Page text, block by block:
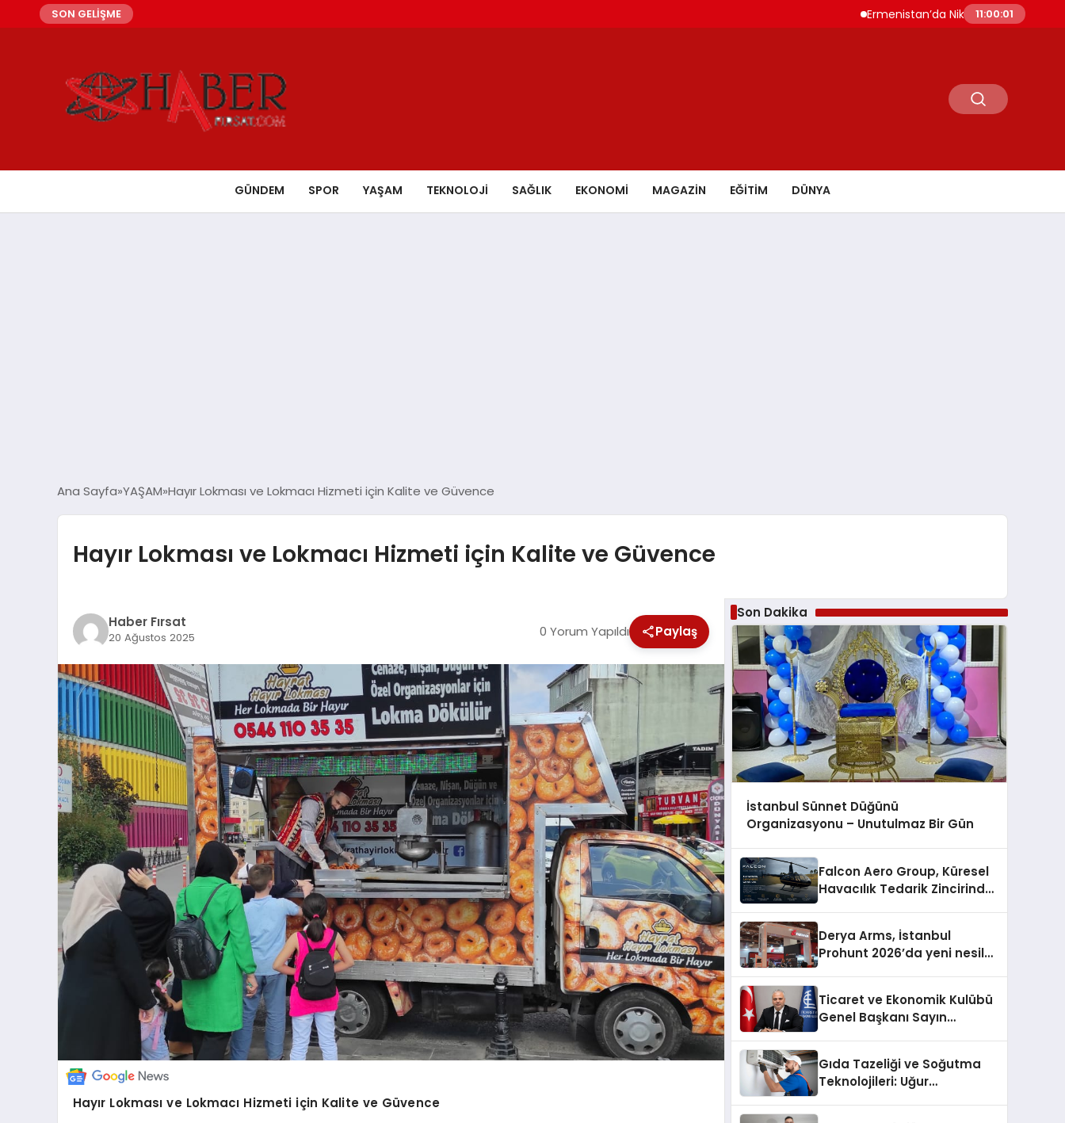
SON GELİŞME Ermenistan’da Nikol Paşinyan Yeniden
11:00:02
GÜNDEM SPOR YAŞAM TEKNOLOJİ SAĞLIK EKONOMİ MAGAZİN EĞİTİM DÜNYA
Ana Sayfa YAŞAM Hayır Lokması ve Lokmacı Hizmeti için Kalite ve Güvence
Hayır Lokması ve Lokmacı Hizmeti için Kalite ve Güvence
Haber Fırsat
20 Ağustos 2025 0 Yorum Yapıldı Paylaş
Hayır Lokması ve Lokmacı Hizmeti için Kalite ve Güvence
Son Dakika
İstanbul Sünnet Düğünü
Organizasyonu – Unutulmaz Bir Gün
Falcon Aero Group, Küresel
Havacılık Tedarik Zincirinde
Derya Arms, İstanbul
Prohunt 2026’da yeni nesil
Ticaret ve Ekonomik Kulübü
Genel Başkanı Sayın
şunları kaydetti:
Gıda Tazeliği ve Soğutma
Teknolojileri: Uğur